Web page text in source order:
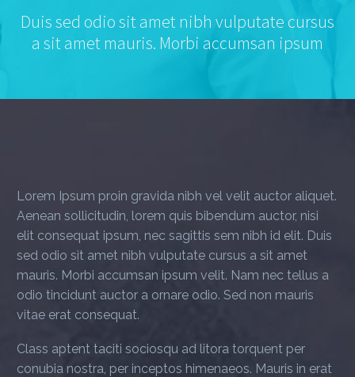
Duis sed odio sit amet nibh vulputate cursus
a sit amet mauris. Morbi accumsan ipsum
Lorem Ipsum proin gravida nibh vel velit auctor aliquet.
Aenean sollicitudin, lorem quis bibendum auctor, nisi
elit consequat ipsum, nec sagittis sem nibh id elit. Duis
sed odio sit amet nibh vulputate cursus a sit amet
mauris. Morbi accumsan ipsum velit. Nam nec tellus a
odio tincidunt auctor a ornare odio. Sed non mauris
vitae erat consequat.
Class aptent taciti sociosqu ad litora torquent per
conubia nostra, per inceptos himenaeos. Mauris in erat